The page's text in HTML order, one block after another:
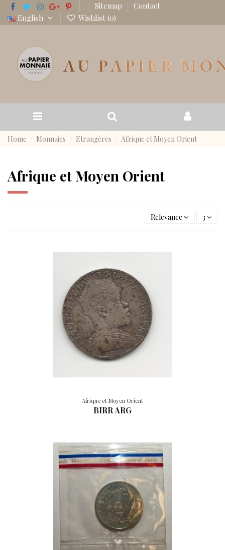
Sitemap
Contact
English
Wishlist (0)
Home Monnaies Etrangères Afrique et Moyen Orient
Afrique et Moyen Orient
Relevance 3
Afrique et Moyen Orient
BIRR ARG